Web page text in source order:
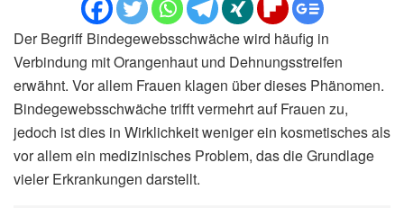
Der Begriff Bindegewebsschwäche wird häufig in
Verbindung mit Orangenhaut und Dehnungsstreifen
erwähnt. Vor allem Frauen klagen über dieses Phänomen.
Bindegewebsschwäche trifft vermehrt auf Frauen zu,
jedoch ist dies in Wirklichkeit weniger ein kosmetisches als
vor allem ein medizinisches Problem, das die Grundlage
vieler Erkrankungen darstellt.